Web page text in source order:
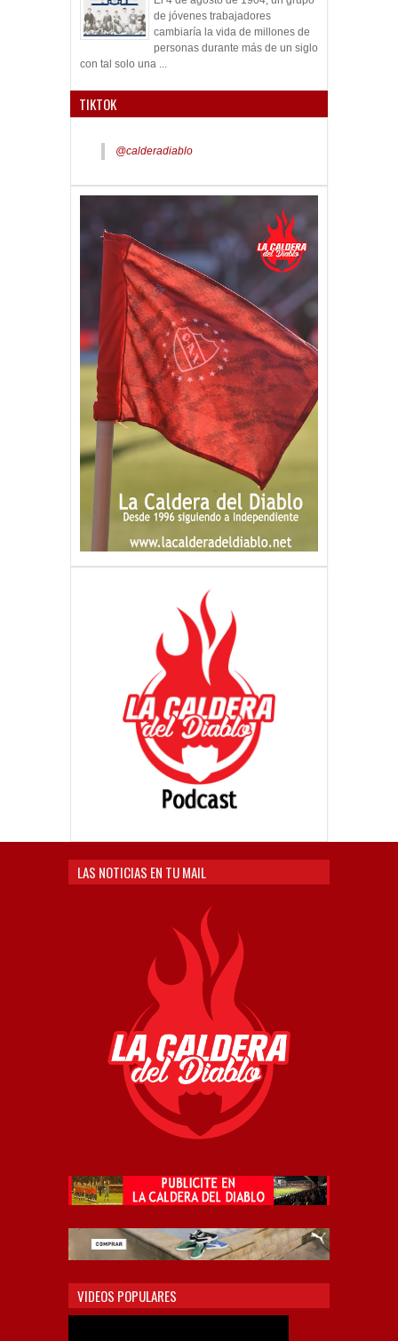
de jóvenes trabajadores
cambiaría la vida de millones de
personas durante más de un siglo
con tal solo una ...
TIKTOK
@calderadiablo
LAS NOTICIAS EN TU MAIL
VIDEOS POPULARES